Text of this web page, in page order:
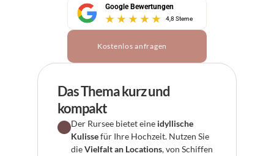
Google Bewertungen
4,8 Sterne
Kostenlos anfragen
Das Thema kurz und
kompakt
Der Rursee bietet eine idyllische
Kulisse für Ihre Hochzeit. Nutzen Sie
die Vielfalt an Locations, von Schiffen